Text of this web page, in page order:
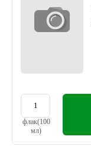
флак(100
мл)